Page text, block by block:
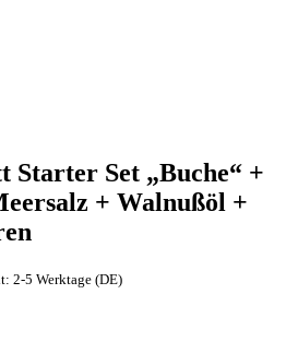
Starter Set „Buche“ +
+ Walnußöl +
2-5 Werktage (DE)